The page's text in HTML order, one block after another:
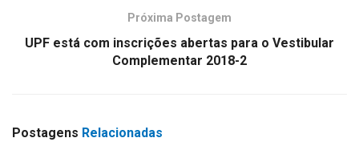
Próxima Postagem
UPF está com inscrições abertas para o Vestibular
Complementar 2018-2
Postagens Relacionadas